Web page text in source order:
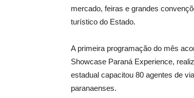
mercado, feiras e grandes
turístico do Estado.
A primeira programação do mês
Showcase Paraná Experience,
estadual capacitou 80 agentes de
paranaenses.